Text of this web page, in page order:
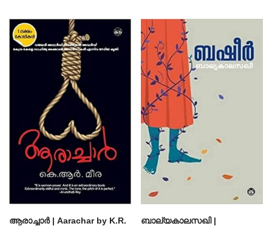
ആരാച്ചാര്‍ | Aarachar by K.R.
ബാല്യകാലസഖി |